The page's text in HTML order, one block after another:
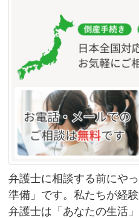
弁護士に相談する前にや
準備」です。私たちが経
弁護士は「あなたの生活